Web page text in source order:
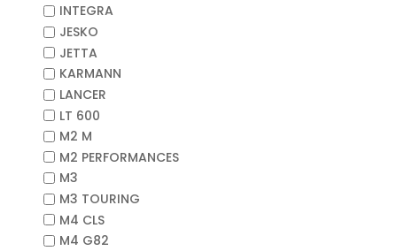
INTEGRA
JESKO
JETTA
KARMANN
LANCER
LT 600
M2 M
M2 PERFORMANCES
M3
M3 TOURING
M4 CLS
M4 G82